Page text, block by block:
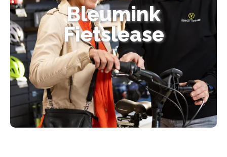
Bleumink
Fietslease